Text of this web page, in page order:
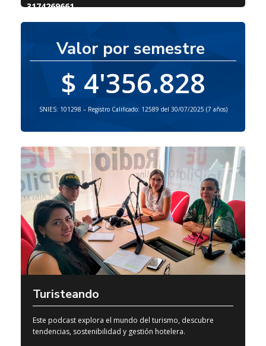
3174269661
Valor por semestre
$ 4'356.828
SNIES: 101298 – Registro Calificado: 12589 del 30/07/2025 (7 años)
Turisteando
Este podcast explora el mundo del turismo, descubre
tendencias, sostenibilidad y gestión hotelera.